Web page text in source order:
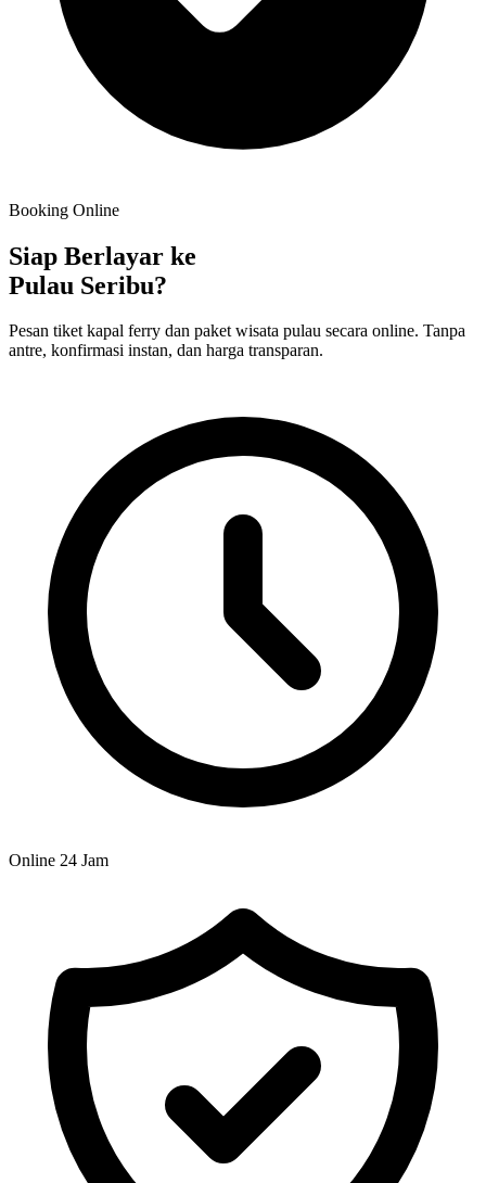
Booking Online
Siap Berlayar ke
Pulau Seribu?
Pesan tiket kapal ferry dan paket wisata pulau secara online. Tanpa
antre, konfirmasi instan, dan harga transparan.
Online 24 Jam